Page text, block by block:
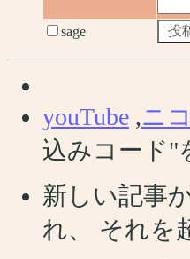
sage
youTube ,ニ
込みコード"
新しい記事
れ、 それを